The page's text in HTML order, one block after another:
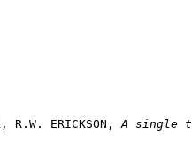
R.W. ERICKSON,
A single